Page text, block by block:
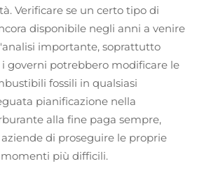
Verificare se un certo tipo di
disponibile negli anni a venire
importante, soprattutto
governi potrebbero modificare le
fossili in qualsiasi
pianificazione nella
alla fine paga sempre,
di proseguire le proprie
più difficili.